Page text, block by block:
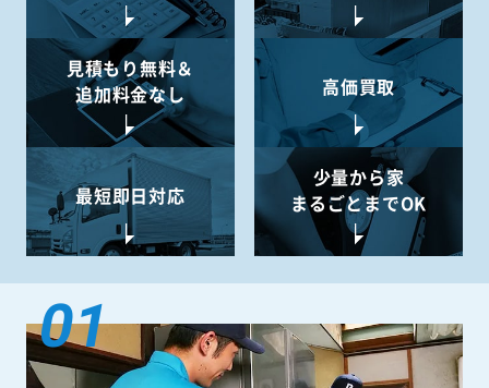
見積もり無料＆
追加料金なし
高価買取
最短即日対応
少量から家
まるごとまでOK